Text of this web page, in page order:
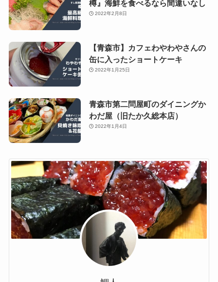
樽』海鮮を食べるなら間違いなし
2022年2月8日
【青森市】カフェわやわやさんの
缶に入ったショートケーキ
2022年1月25日
青森市第二問屋町のダイニングか
わだ屋（旧たか久総本店）
2022年1月4日